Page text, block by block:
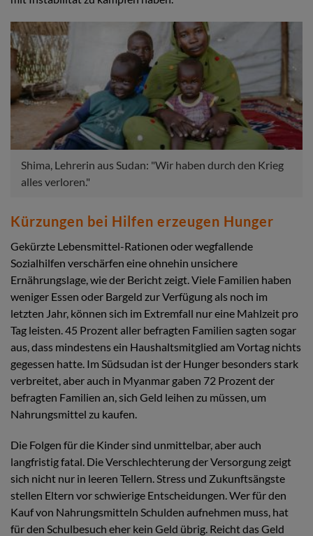
Shima, Lehrerin aus Sudan: "Wir haben durch den Krieg
alles verloren."
Kürzungen bei Hilfen erzeugen Hunger
Gekürzte Lebensmittel-Rationen oder wegfallende
Sozialhilfen verschärfen eine ohnehin unsichere
Ernährungslage, wie der Bericht zeigt. Viele Familien haben
weniger Essen oder Bargeld zur Verfügung als noch im
letzten Jahr, können sich im Extremfall nur eine Mahlzeit pro
Tag leisten. 45 Prozent aller befragten Familien sagten sogar
aus, dass mindestens ein Haushaltsmitglied am Vortag nichts
gegessen hatte. Im Südsudan ist der Hunger besonders stark
verbreitet, aber auch in Myanmar gaben 72 Prozent der
befragten Familien an, sich Geld leihen zu müssen, um
Nahrungsmittel zu kaufen.
Die Folgen für die Kinder sind unmittelbar, aber auch
langfristig fatal. Die Verschlechterung der Versorgung zeigt
sich nicht nur in leeren Tellern. Stress und Zukunftsängste
stellen Eltern vor schwierige Entscheidungen. Wer für den
Kauf von Nahrungsmitteln Schulden aufnehmen muss, hat
für den Schulbesuch eher kein Geld übrig. Reicht das Geld